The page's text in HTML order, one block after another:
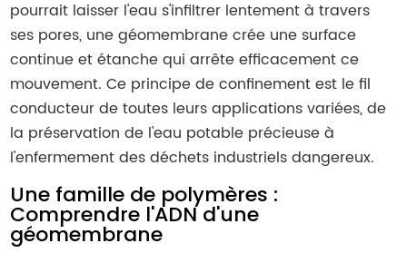
pourrait laisser l'eau s'infiltrer lentement à travers
ses pores, une géomembrane crée une surface
continue et étanche qui arrête efficacement ce
mouvement. Ce principe de confinement est le fil
conducteur de toutes leurs applications variées, de
la préservation de l'eau potable précieuse à
l'enfermement des déchets industriels dangereux.
Une famille de polymères :
Comprendre l'ADN d'une
géomembrane